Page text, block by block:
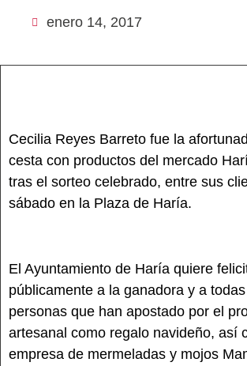
enero 14, 2017
Cecilia Reyes Barreto fue la
cesta con productos del mercado
tras el sorteo celebrado, entre sus
sábado en la Plaza de Haría.
El Ayuntamiento de Haría quiere
públicamente a la ganadora y a
personas que han apostado por el
artesanal como regalo navideño, así
empresa de mermeladas y mojos